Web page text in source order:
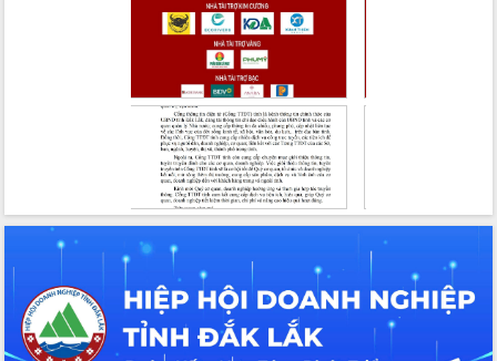
Du lịch Đắk Lắk nâng tầm trải nghiệm
du khách thông qua Hệ thống cơ sở dữ
Tập huấn ứng dụng trí tuệ nhân tạo (AI)
trong thương mại điện tử năm 2026
Đoàn đại biểu Quốc hội tỉnh Đắk Lắk
trao đổi thông tin trước Kỳ họp thứ
Quyết liệt cải cách hành chính, khơi
thông nguồn lực phát triển
Nâng cao hiệu lực, hiệu quả HĐND
tỉnh thông qua hiện đại hóa hành chính
Xã Ea Phê gắn cải cách hành chính với
chuyển đổi số